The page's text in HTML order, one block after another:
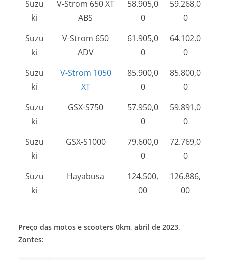
Suzu
ki
V-Strom 650 XT
ABS
58.905,0
0
59.268,0
0
Suzu
ki
V-Strom 650
ADV
61.905,0
0
64.102,0
0
Suzu
ki
V-Strom 1050
XT
85.900,0
0
85.800,0
0
Suzu
ki
GSX-S750
57.950,0
0
59.891,0
0
Suzu
ki
GSX-S1000
79.600,0
0
72.769,0
0
Suzu
ki
Hayabusa
124.500,
00
126.886,
00
Preço das motos e scooters 0km, abril de 2023,
Zontes: